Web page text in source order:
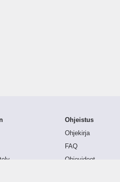
Ohjeistus
Ohjekirja
FAQ
Ohjevideot